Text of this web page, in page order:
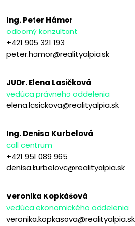
Ing. Peter Hámor
odborný konzultant
+421 905 321 193
peter.hamor@realityalpia.sk
JUDr. Elena Lasičková
vedúca právneho oddelenia
elena.lasickova@realityalpia.sk
Ing. Denisa Kurbelová
call centrum
+421 951 089 965
denisa.kurbelova@realityalpia.sk
Veronika Kopkášová
vedúca ekonomického oddelenia
veronika.kopkasova@realityalpia.sk